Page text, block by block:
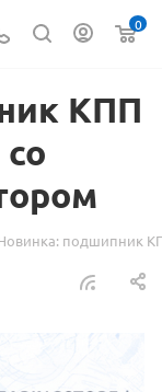
0
КПП
подшипник